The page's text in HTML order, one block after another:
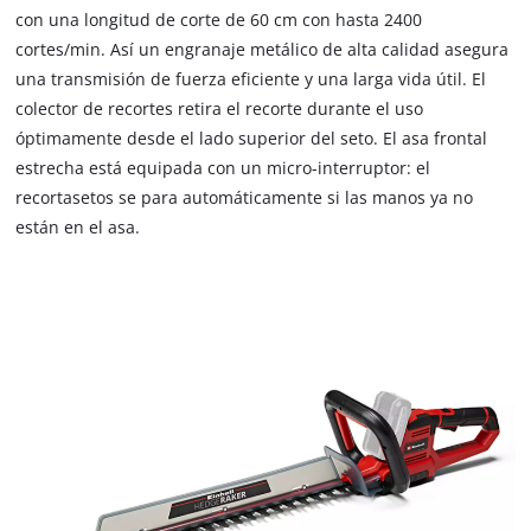
con una longitud de corte de 60 cm con hasta 2400
cortes/min. Así un engranaje metálico de alta calidad asegura
una transmisión de fuerza eficiente y una larga vida útil. El
colector de recortes retira el recorte durante el uso
óptimamente desde el lado superior del seto. El asa frontal
estrecha está equipada con un micro-interruptor: el
recortasetos se para automáticamente si las manos ya no
están en el asa.